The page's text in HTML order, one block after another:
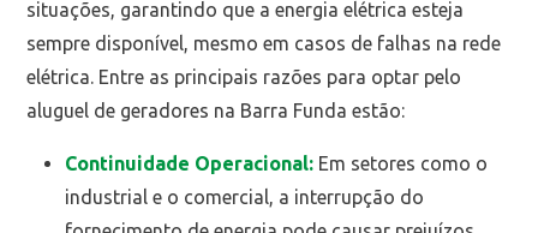
situações, garantindo que a energia elétrica esteja
sempre disponível, mesmo em casos de falhas na rede
elétrica. Entre as principais razões para optar pelo
aluguel de geradores na Barra Funda estão:
Continuidade Operacional: Em setores como o
industrial e o comercial, a interrupção do